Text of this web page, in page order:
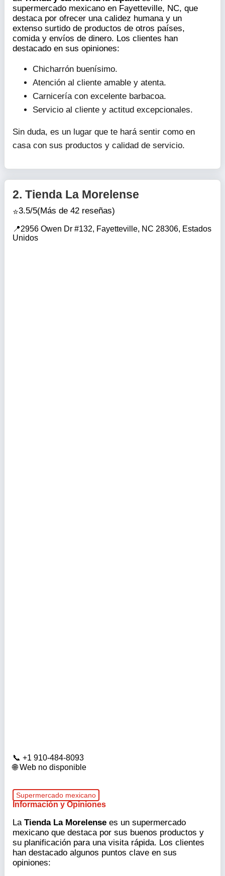
supermercado mexicano en Fayetteville, NC, que
destaca por ofrecer una calidez humana y un
extenso surtido de productos de otros países,
comida y envíos de dinero. Los clientes han
destacado en sus opiniones:
Chicharrón buenísimo.
Atención al cliente amable y atenta.
Carnicería con excelente barbacoa.
Servicio al cliente y actitud excepcionales.
Sin duda, es un lugar que te hará sentir como en
casa con sus productos y calidad de servicio.
+1 910-484-8093
Web no disponible
2. Tienda La Morelense
3.5/5(Más de 42 reseñas)
2956 Owen Dr #132, Fayetteville, NC 28306, Estados
Unidos
Supermercado mexicano
Información y Opiniones
La Tienda La Morelense es un supermercado
mexicano que destaca por sus buenos productos y
su planificación para una visita rápida. Los clientes
han destacado algunos puntos clave en sus
opiniones: